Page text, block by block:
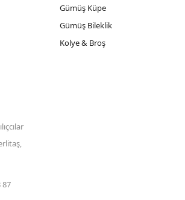
Gümüş Küpe
Gümüş Bileklik
Kolye & Broş
87